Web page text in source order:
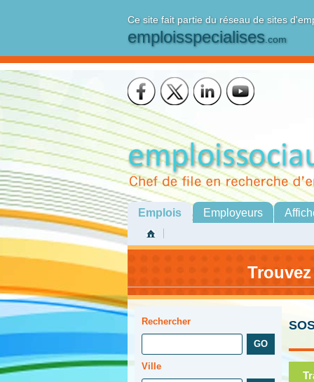
Ce site fait partie du réseau de sites
emploisspecialises.com
Emplois Employeurs
Rechercher
Ville